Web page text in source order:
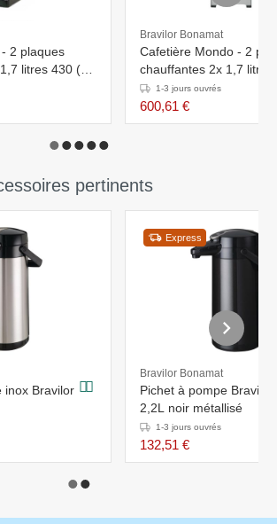
2 plaques
litres 430 (h)
Bravilor Bonamat
Cafetière Mondo - 2
chauffantes 2x 1,7 litres
mm1-3 jours ouvrés
600,61 €
pertinents
inox Bravilor
Express
Bravilor Bonamat
Pichet à pompe
2,2L noir métallisé
1-3 jours ouvrés
132,51 €